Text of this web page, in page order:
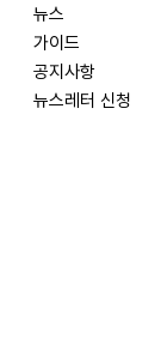
뉴스
가이드
공지사항
뉴스레터 신청